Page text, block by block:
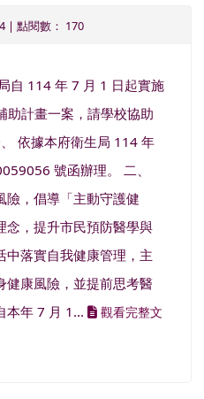
| 點閱數： 170
自 114 年 7 月 1 日起實施
助計畫一案，請學校協助
依據本府衛生局 114 年
號函辦理。 二、
險，倡導「主動守護健
念，提升市民預防醫學與
中落實自我健康管理，主
健康風險，並提前思考醫
本年 7 月 1...
觀看完整文